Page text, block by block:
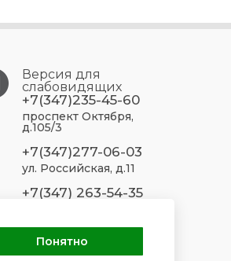
Версия для
слабовидящих
+7(347)235-45-60
проспект Октября,
д.105/3
+7(347)277-06-03
ул. Российская, д.11
+7(347) 263-54-35
+7(347)263-52-57
ул. Машиностроителей,
Понятно